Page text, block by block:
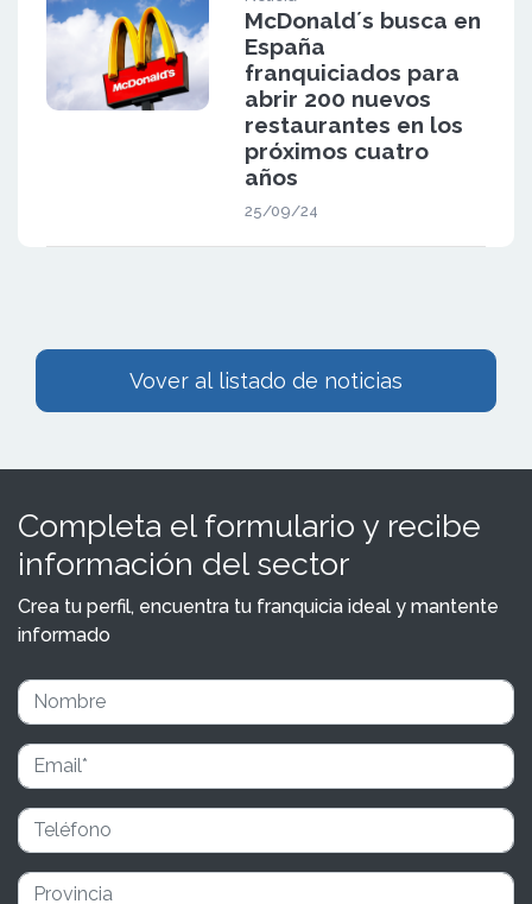
McDonald´s busca en
España
franquiciados para
abrir 200 nuevos
restaurantes en los
próximos cuatro
años
25/09/24
Vover al listado de noticias
Completa el formulario y recibe
información del sector
Crea tu perfil, encuentra tu franquicia ideal y mantente
informado